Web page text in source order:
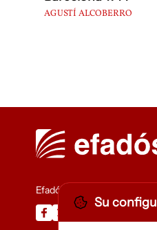
AGUSTÍ ALCOBERRO
Efadós
Su